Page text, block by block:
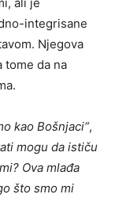
integrisane
Njegova
tome da na
kao Bošnjaci“,
mogu da ističu
Ova mlađa
što smo mi